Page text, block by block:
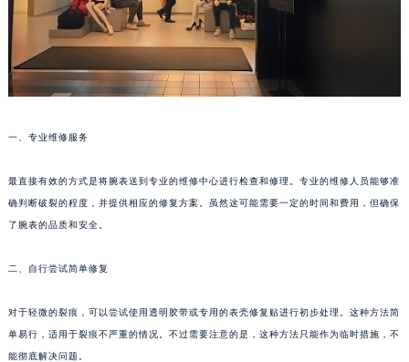
一、专业维修服务
最直接有效的方式是将腕表送到专业的维修中心进行检查和修理。专业的维修人员能够准
确判断破裂的程度，并提供相应的修复方案。虽然这可能需要一定的时间和费用，但确保
了腕表的品质和安全。
二、自行尝试简单修复
对于轻微的裂痕，可以尝试使用透明胶带或专用的表壳修复贴进行初步处理。这种方法简
单易行，适用于裂痕不严重的情况。不过需要注意的是，这种方法只能作为临时措施，不
能彻底解决问题。